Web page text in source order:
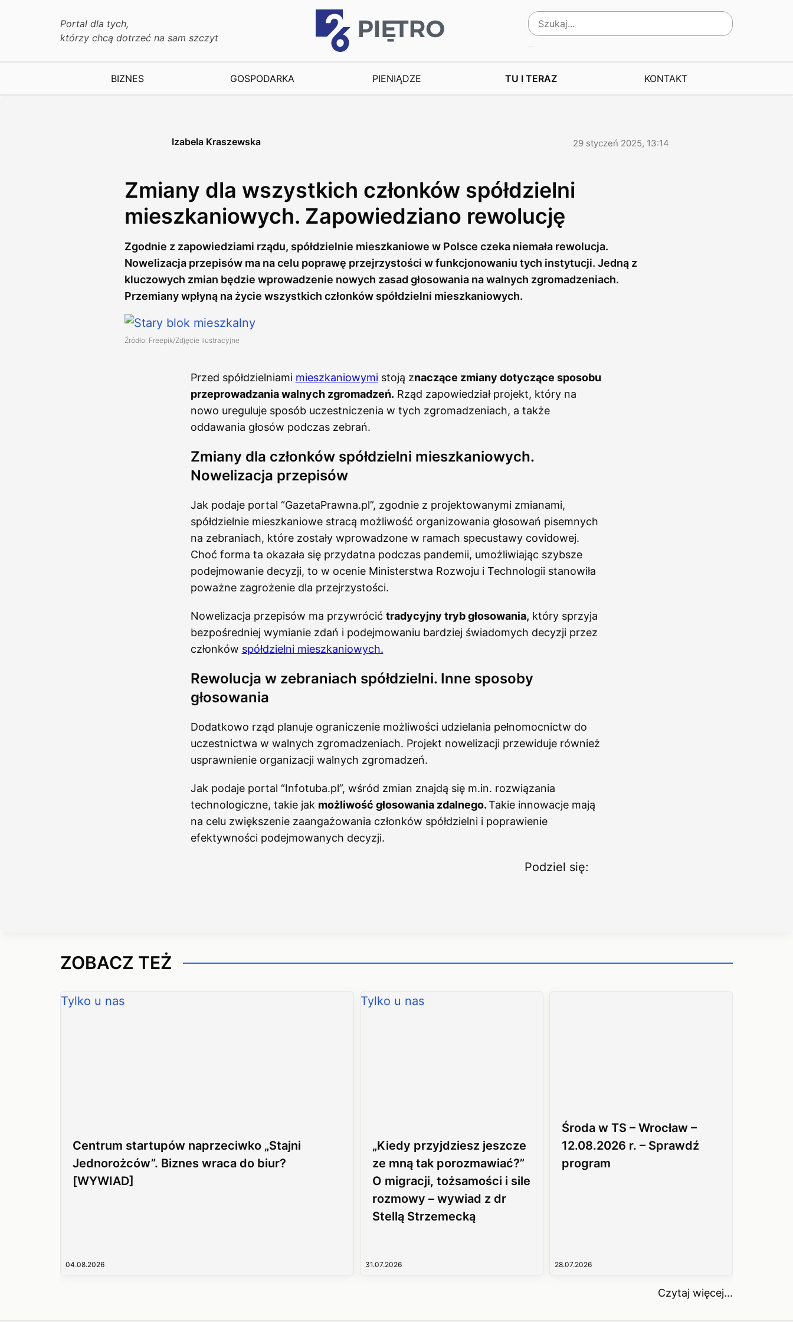
Portal dla tych,
którzy chcą dotrzeć na sam szczyt
BIZNES GOSPODARKA PIENIĄDZE TU I TERAZ KONTAKT
Izabela Kraszewska 29 styczeń 2025, 13:14
Zmiany dla wszystkich członków spółdzielni
mieszkaniowych. Zapowiedziano rewolucję
Zgodnie z zapowiedziami rządu, spółdzielnie mieszkaniowe w Polsce czeka niemała rewolucja.
Nowelizacja przepisów ma na celu poprawę przejrzystości w funkcjonowaniu tych instytucji. Jedną z
kluczowych zmian będzie wprowadzenie nowych zasad głosowania na walnych zgromadzeniach.
Przemiany wpłyną na życie wszystkich członków spółdzielni mieszkaniowych.
Źródło: Freepik/Zdjęcie ilustracyjne
Przed spółdzielniami mieszkaniowymistoją znaczące zmiany dotyczące sposobu
przeprowadzania walnych zgromadzeń. Rząd zapowiedział projekt, który na
nowo ureguluje sposób uczestniczenia w tych zgromadzeniach, a także
oddawania głosów podczas zebrań.
Zmiany dla członków spółdzielni mieszkaniowych.
Nowelizacja przepisów
Jak podaje portal “GazetaPrawna.pl”, zgodnie z projektowanymi zmianami,
spółdzielnie mieszkaniowe stracą możliwość organizowania głosowań pisemnych
na zebraniach, które zostały wprowadzone w ramach specustawy covidowej.
Choć forma ta okazała się przydatna podczas pandemii, umożliwiając szybsze
podejmowanie decyzji, to w ocenie Ministerstwa Rozwoju i Technologii stanowiła
poważne zagrożenie dla przejrzystości.
Nowelizacja przepisów ma przywrócić tradycyjny tryb głosowania, który sprzyja
bezpośredniej wymianie zdań i podejmowaniu bardziej świadomych decyzji przez
członków spółdzielni mieszkaniowych.
Rewolucja w zebraniach spółdzielni. Inne sposoby
głosowania
Dodatkowo rząd planuje ograniczenie możliwości udzielania pełnomocnictw do
uczestnictwa w walnych zgromadzeniach. Projekt nowelizacji przewiduje również
usprawnienie organizacji walnych zgromadzeń.
Jak podaje portal “Infotuba.pl”, wśród zmian znajdą się m.in. rozwiązania
technologiczne, takie jak możliwość głosowania zdalnego.Takie innowacje mają
na celu zwiększenie zaangażowania członków spółdzielni i poprawienie
efektywności podejmowanych decyzji.
Podziel się:
ZOBACZ TEŻ
Tylko u nas
Centrum startupów naprzeciwko „Stajni
Jednorożców”. Biznes wraca do biur?
[WYWIAD]
04.08.2026
Tylko u nas
„Kiedy przyjdziesz jeszcze
ze mną tak porozmawiać?”
O migracji, tożsamości i sile
rozmowy – wywiad z dr
Stellą Strzemecką
31.07.2026
Środa w TS – Wrocław –
12.08.2026 r. – Sprawdź
program
28.07.2026
Czytaj więcej...